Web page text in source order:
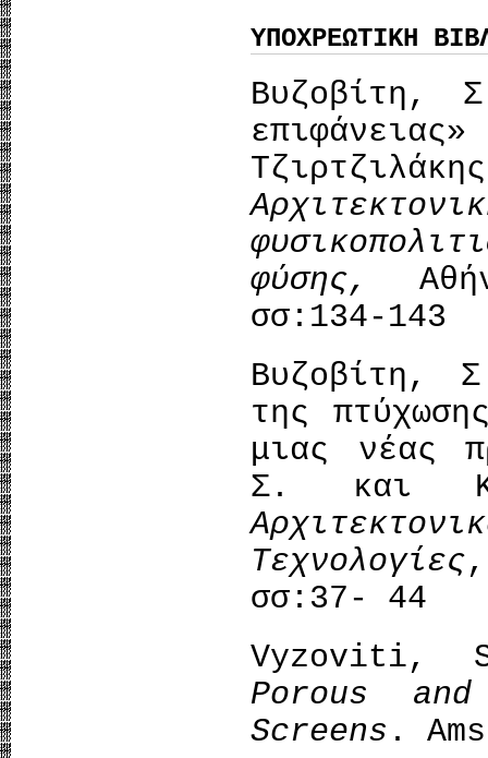
ΥΠΟΧΡΕΩΤΙΚΗ
φύσης,
σσ:134-143
Βυζοβίτη,
της
μιας νέας
Σ. και
Τεχνολογίες
σσ:37- 44
Vyzoviti,
Porous
Screens .